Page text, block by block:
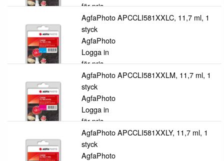
för pris
AgfaPhoto APCCLI581XXLC, 11,7 ml, 1
styck
AgfaPhoto
Logga in
för pris
AgfaPhoto APCCLI581XXLM, 11,7 ml, 1
styck
AgfaPhoto
Logga in
för pris
AgfaPhoto APCCLI581XXLY, 11,7 ml, 1
styck
AgfaPhoto